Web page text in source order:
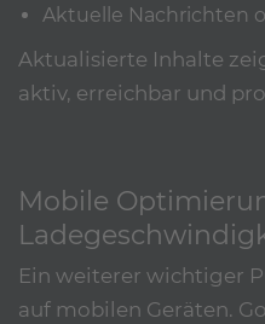
Aktuelle Nachrichten
Aktualisierte Inhalte
aktiv, erreichbar und
Mobile
Ein weiterer wichtiger
auf mobilen Geräten.